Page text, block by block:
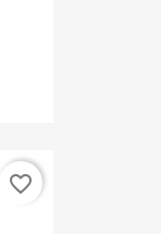
favorite_border